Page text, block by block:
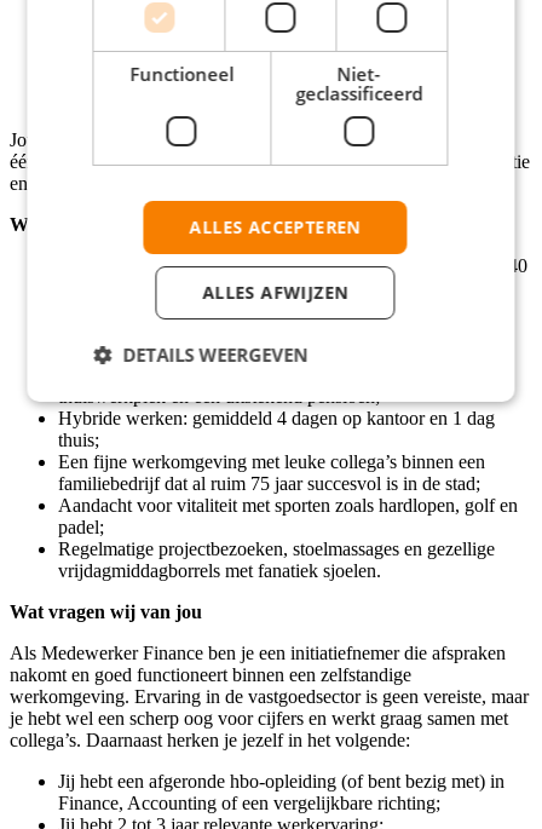
doorbelastingen;
Meewerken aan het jaarrekeningproces en ondersteunen bij
de accountantscontrole;
Signaleren van afwijkingen in financiële systemen en hier
Jouw rol is zowel analytisch als operationeel, waarbij je vanaf dag
één een duidelijk beeld krijgt van wat er speelt binnen de organisatie
en waar jij het verschil kunt maken.
Wat bieden wij jou
Een maandsalaris tussen €3.000,- en €3.600,- op basis van 40
uur, afhankelijk van je opleiding en ervaring;
Vakantiegeld en een 13e maand;
reiskostenvergoeding;
Hybride werken: gemiddeld 4 dagen op kantoor en 1 dag
thuis;
Een fijne werkomgeving met leuke collega’s binnen een
familiebedrijf dat al ruim 75 jaar succesvol is in de stad;
Aandacht voor vitaliteit met sporten zoals hardlopen, golf en
padel;
Regelmatige projectbezoeken, stoelmassages en gezellige
vrijdagmiddagborrels met fanatiek sjoelen.
Wat vragen wij van jou
Als Medewerker Finance ben je een initiatiefnemer die afspraken
nakomt en goed functioneert binnen een zelfstandige
werkomgeving. Ervaring in de vastgoedsector is geen vereiste, maar
je hebt wel een scherp oog voor cijfers en werkt graag samen met
collega’s. Daarnaast herken je jezelf in het volgende:
Jij hebt een afgeronde hbo-opleiding (of bent bezig met) in
Finance, Accounting of een vergelijkbare richting;
Jij hebt 2 tot 3 jaar relevante werkervaring;
Functioneel
Niet-
geclassificeerd
ALLES ACCEPTEREN
ALLES AFWIJZEN
DETAILS WEERGEVEN